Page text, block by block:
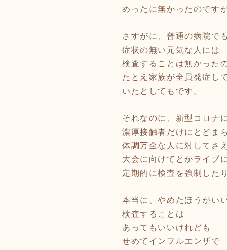
めったに無かったのです
さすがに、普通の病院でも
症状の無い元気な人には
検査することは無かった
たとえ家族が全員発症して
いたとしてもです。
それなのに、新型コロナ
濃厚接触者だけにとどま
体調万全な人に対してさ
大会に向けてとかライブ
定期的に検査を強制した
本当に、やめたほうがいい
検査することは
あってもいいけれども
せめてインフルエンザで